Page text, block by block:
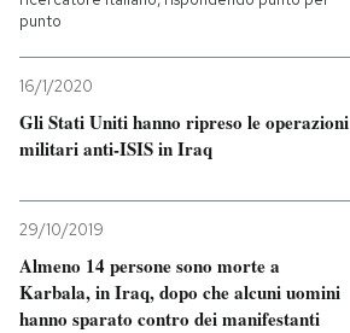
punto
16/1/2020
Gli Stati Uniti hanno ripreso le operazioni
militari anti-ISIS in Iraq
29/10/2019
Almeno 14 persone sono morte a
Karbala, in Iraq, dopo che alcuni uomini
hanno sparato contro dei manifestanti